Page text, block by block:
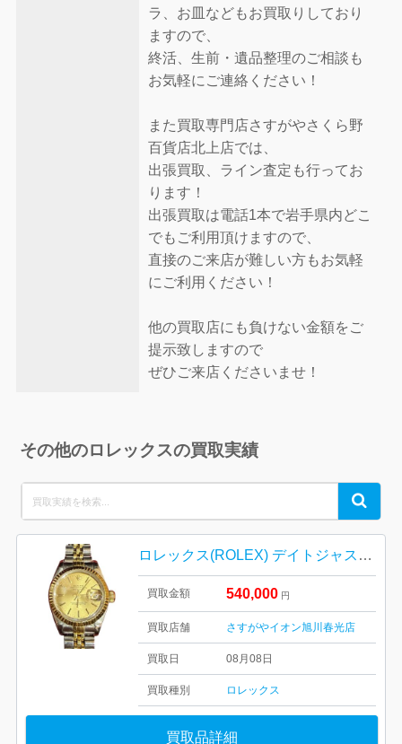
ラ、お皿などもお買取りしており
ますので、
終活、生前・遺品整理のご相談も
お気軽にご連絡ください！
また買取専門店さすがやさくら野
百貨店北上店では、
出張買取、ライン査定も行ってお
ります！
出張買取は電話1本で岩手県内どこ
でもご利用頂けますので、
直接のご来店が難しい方もお気軽
にご利用ください！
他の買取店にも負けない金額をご
提示致しますので
ぜひご来店くださいませ！
その他のロレックスの買取実績
for:
Search
ロレックス(ROLEX) デイトジャスト レディース Ref.69173 腕時計
買取金額 540,000 円
買取店舗 さすがやイオン旭川春光店
買取日 08月08日
買取種別 ロレックス
買取品詳細